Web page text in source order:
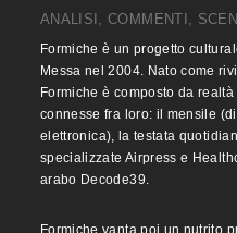
ANALISI, COMMENTI,
Formiche è un progetto
Messa nel 2004. Nato come
Formiche è composto da
connesse fra loro: il mensile
elettronica), la testata
specializzate Airpress e
arabo Decode39.
Formiche vanta poi un nutrito